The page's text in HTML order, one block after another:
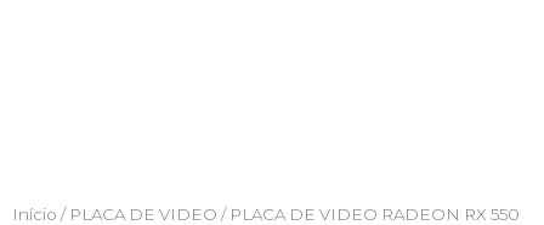
Início / PLACA DE VIDEO / PLACA DE VIDEO RADEON RX 550